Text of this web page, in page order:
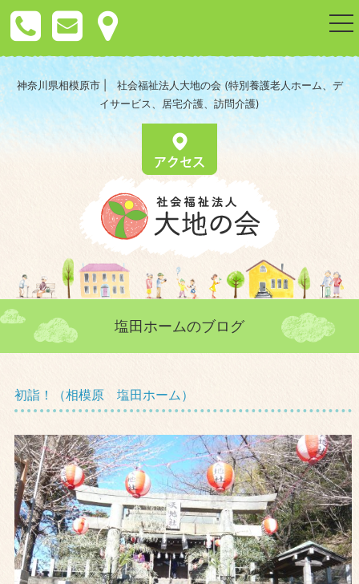
神奈川県相模原市 | 社会福祉法人大地の会 (特別養護老人ホーム、デ
イサービス、居宅介護、訪問介護)
塩田ホームのブログ
初詣！（相模原 塩田ホーム）